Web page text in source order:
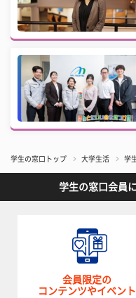
学生の窓口トップ 大学生活 学
学生の窓口会員
会員限定の
コンテンツやイベント